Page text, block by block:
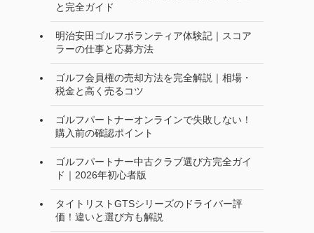
と完全ガイド
明治安田ゴルフボランティア体験記｜スコア
ラーの仕事と応募方法
ゴルフ会員権の売却方法を完全解説｜相場・
税金と高く売るコツ
ゴルフパートナーオンラインで失敗しない！
購入前の確認ポイント
ゴルフパートナー中古クラブ選び方完全ガイ
ド｜2026年初心者版
タイトリストGTSシリーズのドライバー評
価！違いと選び方も解説